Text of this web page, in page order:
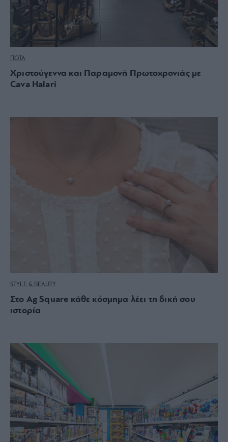
ΠΟΤΑ
Χριστούγεννα και Παραμονή Πρωτοχρονιάς με
Cava Halari
STYLE & BEAUTY
Στο Αg Square κάθε κόσμημα λέει τη δική σου
ιστορία